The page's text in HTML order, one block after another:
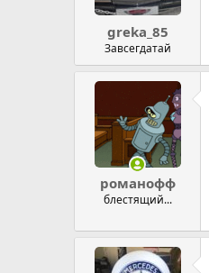
greka_85
Завсегдатай
романофф
блестящий...